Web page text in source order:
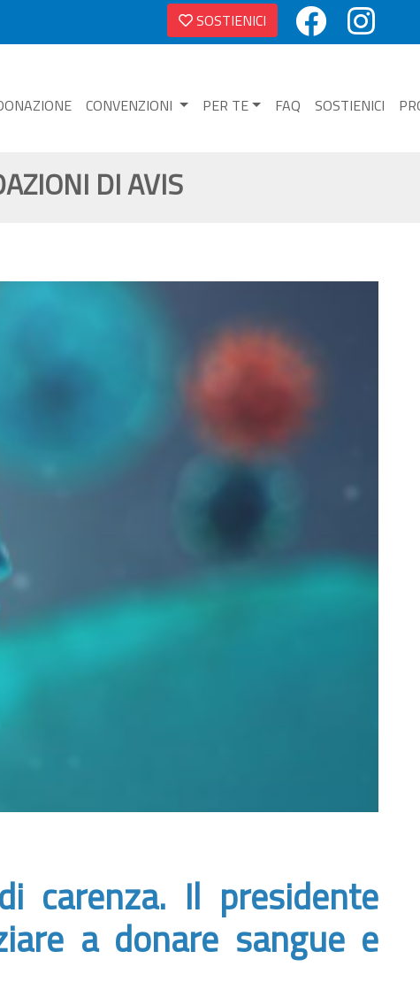
SOSTIENICI
CONVENZIONI PER TE FAQ SOSTIENICI
DI AVIS
carenza. Il presidente
a donare sangue e